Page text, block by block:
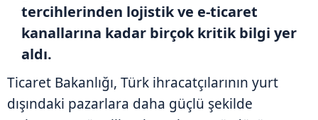
tercihlerinden lojistik ve e-ticaret
kanallarına kadar birçok kritik bilgi yer
aldı.
Ticaret Bakanlığı, Türk ihracatçılarının yurt
dışındaki pazarlara daha güçlü şekilde